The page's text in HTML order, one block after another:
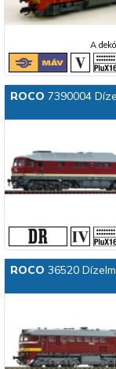
A
ROCO 7390004
ROCO 36520